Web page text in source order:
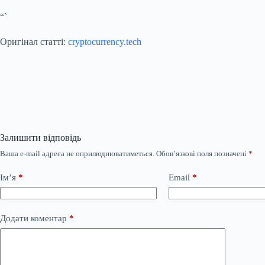
“`
Оригінал статті: cryptocurrency.tech
Залишити відповідь
Ваша e-mail адреса не оприлюднюватиметься. Обов’язкові поля позначені *
Ім’я * Email *
Додати коментар *